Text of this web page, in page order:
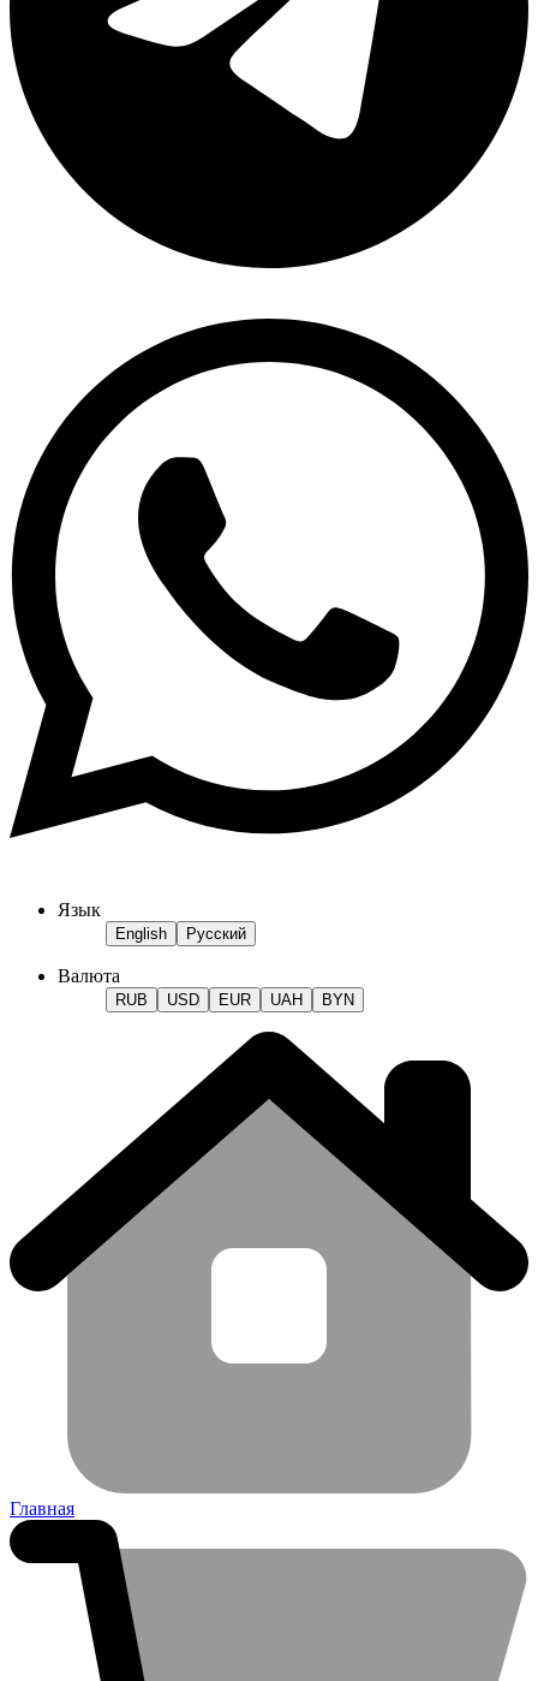
Язык
English Русский
Валюта
RUB USD EUR UAH BYN
Главная